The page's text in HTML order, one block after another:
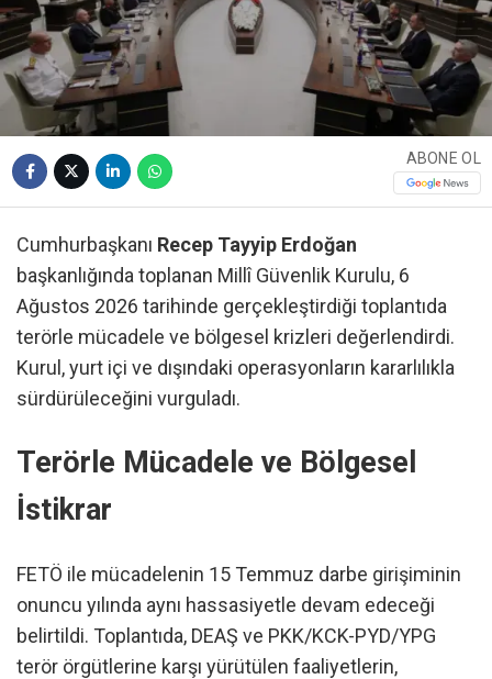
ABONE OL
Cumhurbaşkanı Recep Tayyip Erdoğan
başkanlığında toplanan Millî Güvenlik Kurulu, 6
Ağustos 2026 tarihinde gerçekleştirdiği toplantıda
terörle mücadele ve bölgesel krizleri değerlendirdi.
Kurul, yurt içi ve dışındaki operasyonların kararlılıkla
sürdürüleceğini vurguladı.
Terörle Mücadele ve Bölgesel
İstikrar
FETÖ ile mücadelenin 15 Temmuz darbe girişiminin
onuncu yılında aynı hassasiyetle devam edeceği
belirtildi. Toplantıda, DEAŞ ve PKK/KCK-PYD/YPG
terör örgütlerine karşı yürütülen faaliyetlerin,